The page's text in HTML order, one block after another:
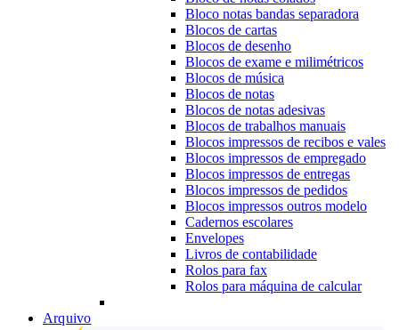
Bloco notas bandas separadora
Blocos de cartas
Blocos de desenho
Blocos de exame e milimétricos
Blocos de música
Blocos de notas
Blocos de notas adesivas
Blocos de trabalhos manuais
Blocos impressos de recibos e vales
Blocos impressos de empregado
Blocos impressos de entregas
Blocos impressos de pedidos
Blocos impressos outros modelo
Cadernos escolares
Envelopes
Livros de contabilidade
Rolos para fax
Rolos para máquina de calcular
Arquivo